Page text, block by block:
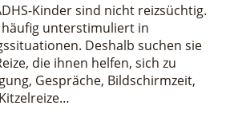
Kinder sind nicht reizsüchtig.
häufig unterstimuliert in
Deshalb suchen sie
die ihnen helfen, sich zu
Gespräche, Bildschirmzeit,